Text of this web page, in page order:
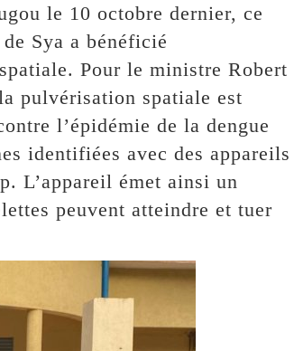
le 10 octobre dernier, ce
Sya a bénéficié
Pour le ministre Robert
pulvérisation spatiale est
l’épidémie de la dengue
identifiées avec des appareils
L’appareil émet ainsi un
peuvent atteindre et tuer